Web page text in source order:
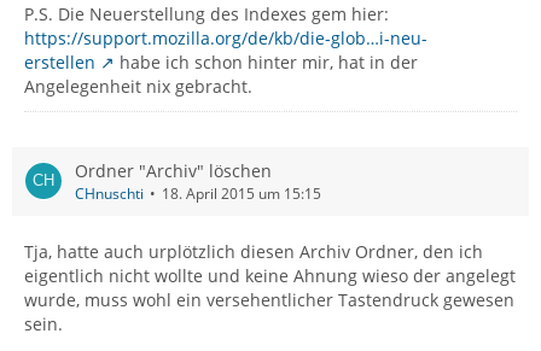
P.S. Die Neuerstellung des Indexes gem hier:
https://support.mozilla.org/de/kb/die-glob…i-neu-
erstellen
habe ich schon hinter mir, hat in der
Angelegenheit nix gebracht.
Ordner "Archiv" löschen
CHnuschti 18. April 2015 um 15:15
Tja, hatte auch urplötzlich diesen Archiv Ordner, den ich
eigentlich nicht wollte und keine Ahnung wieso der angelegt
wurde, muss wohl ein versehentlicher Tastendruck gewesen
sein.